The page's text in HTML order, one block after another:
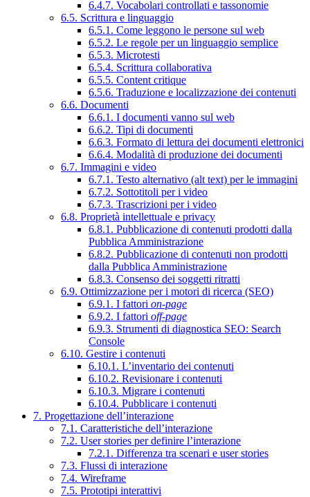
6.4.7. Vocabolari controllati e tassonomie
6.5. Scrittura e linguaggio
6.5.1. Come leggono le persone sul web
6.5.2. Le regole per un linguaggio semplice
6.5.3. Microtesti
6.5.4. Scrittura collaborativa
6.5.5. Content critique
6.5.6. Traduzione e localizzazione dei contenuti
6.6. Documenti
6.6.1. I documenti vanno sul web
6.6.2. Tipi di documenti
6.6.3. Formato di lettura dei documenti elettronici
6.6.4. Modalità di produzione dei documenti
6.7. Immagini e video
6.7.1. Testo alternativo (alt text) per le immagini
6.7.2. Sottotitoli per i video
6.7.3. Trascrizioni per i video
6.8. Proprietà intellettuale e privacy
6.8.1. Pubblicazione di contenuti prodotti dalla
Pubblica Amministrazione
6.8.2. Pubblicazione di contenuti non prodotti
dalla Pubblica Amministrazione
6.8.3. Consenso dei soggetti ritratti
6.9. Ottimizzazione per i motori di ricerca (SEO)
6.9.1. I fattori on-page
6.9.2. I fattori off-page
6.9.3. Strumenti di diagnostica SEO: Search
Console
6.10. Gestire i contenuti
6.10.1. L’inventario dei contenuti
6.10.2. Revisionare i contenuti
6.10.3. Migrare i contenuti
6.10.4. Pubblicare i contenuti
7. Progettazione dell’interazione
7.1. Caratteristiche dell’interazione
7.2. User stories per definire l’interazione
7.2.1. Differenza tra scenari e user stories
7.3. Flussi di interazione
7.4. Wireframe
7.5. Prototipi interattivi